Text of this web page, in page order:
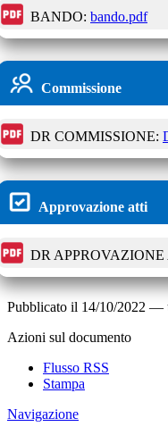
BANDO: bando.pdf
Commissione
DR COMMISSIONE:
Approvazione atti
DR APPROVAZIONE
Pubblicato il 14/10/2022 —
Azioni sul documento
Flusso RSS
Stampa
Navigazione